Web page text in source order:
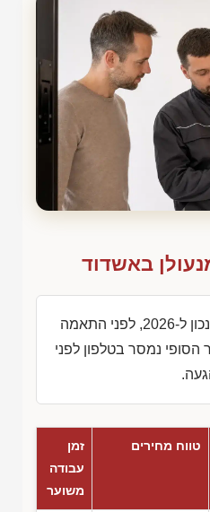
באשדוד
הטווחים למטה ריאליים נכון ל-2026, לפני התאמה
נמסר בטלפון לפני
טווח מחירים
זמן
עבודה
משוער